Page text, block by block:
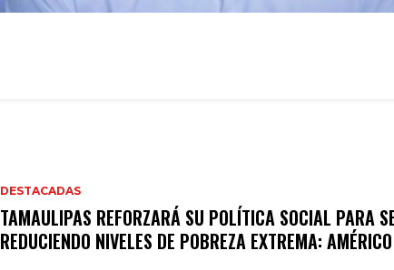
DESTACADAS
TAMAULIPAS REFORZARÁ SU POLÍTICA SOCIAL PARA
REDUCIENDO NIVELES DE POBREZA EXTREMA: AMÉRICO